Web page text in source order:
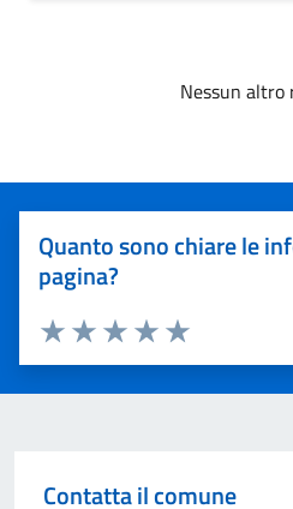
Nessun
Quanto sono chiare le
pagina?
Valuta 5 stelle
Valuta 4 stelle su 5
Valuta 3 stelle su 5
Valuta 2 stelle su 5
Valuta 1 stelle su 5
Contatta il comune